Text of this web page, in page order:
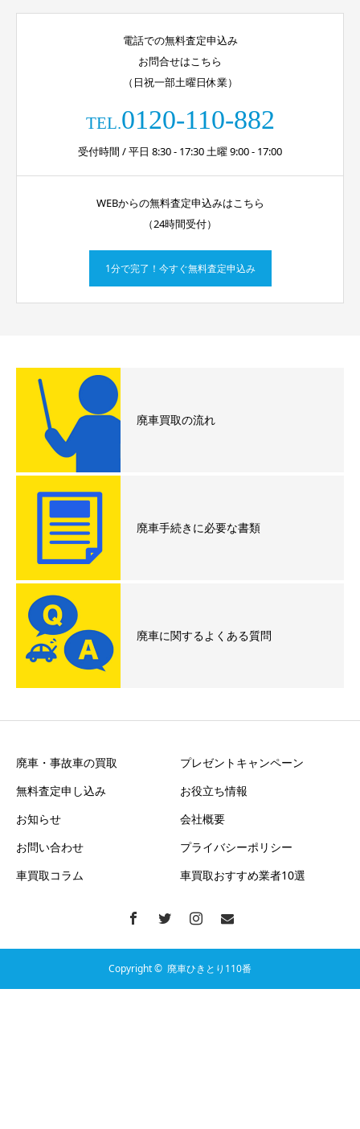
電話での無料査定申込み
お問合せはこちら
（日祝一部土曜日休業）
TEL.0120-110-882
受付時間 / 平日 8:30 - 17:30 土曜 9:00 - 17:00
WEBからの無料査定申込みはこちら
（24時間受付）
1分で完了！今すぐ無料査定申込み
廃車買取の流れ
廃車手続きに必要な書類
廃車に関するよくある質問
廃車・事故車の買取
プレゼントキャンペーン
無料査定申し込み
お役立ち情報
お知らせ
会社概要
お問い合わせ
プライバシーポリシー
車買取コラム
車買取おすすめ業者10選
Copyright © 廃車ひきとり110番